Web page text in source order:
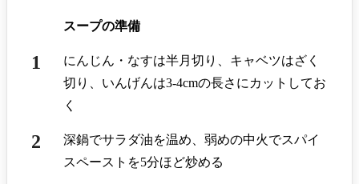
スープの準備
にんじん・なすは半月切り、キャベツはざく
切り、いんげんは3-4cmの長さにカットしてお
く
深鍋でサラダ油を温め、弱めの中火でスパイ
スペーストを5分ほど炒める